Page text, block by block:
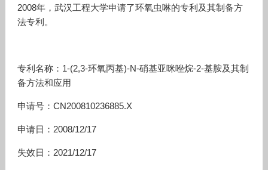
2008年，武汉工程大学申请了环氧虫啉的专利及其制备方
法专利。
专利名称：1-(2,3-环氧丙基)-N-硝基亚咪唑烷-2-基胺及其制
备方法和应用
申请号：CN200810236885.X
申请日：2008/12/17
失效日：2021/12/17